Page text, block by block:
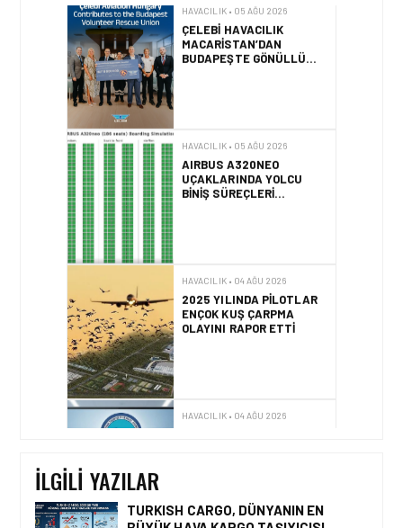
AIRBUS A320NEO
UÇAKLARINDA YOLCU
BINIŞ SÜREÇLERI
SIMÜLASYONLA TEST
2025 YILINDA PILOTLAR
ENÇOK KUŞ ÇARPMA
OLAYINI RAPOR ETTI
IFATCA 2027 YILLIK
KONFERANSI TÜRKIYE’DE
DÜZENLENECEK!
İLGILI YAZILAR
TURKISH CARGO, DÜNYANIN EN